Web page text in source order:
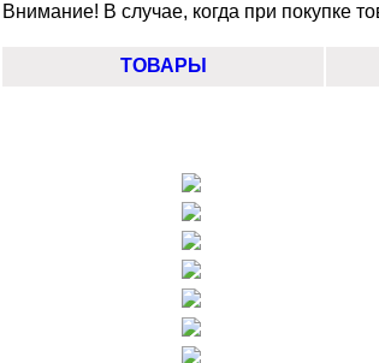
Внимание! В случае, когда при покупке
ТОВАРЫ